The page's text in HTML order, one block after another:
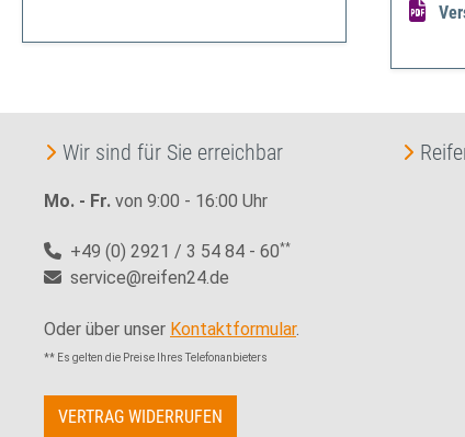
Wir sind für Sie erreichbar
Mo. - Fr. von 9:00 - 16:00 Uhr
+49 (0) 2921 / 3 54 84 - 60**
service@reifen24.de
Oder über unser Kontaktformular.
** Es gelten die Preise Ihres Telefonanbieters
VERTRAG WIDERRUFEN